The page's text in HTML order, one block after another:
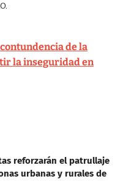
de la
la inseguridad en
reforzarán el patrullaje
urbanas y rurales de